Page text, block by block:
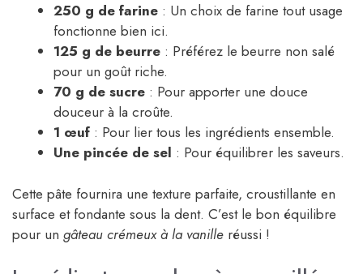
250 g de farine : Un choix de farine tout usage
fonctionne bien ici.
125 g de beurre : Préférez le beurre non salé
pour un goût riche.
70 g de sucre : Pour apporter une douce
douceur à la croûte.
1 œuf : Pour lier tous les ingrédients ensemble.
Une pincée de sel : Pour équilibrer les saveurs.
Cette pâte fournira une texture parfaite, croustillante en
surface et fondante sous la dent. C’est le bon équilibre
pour un gâteau crémeux à la vanille réussi !